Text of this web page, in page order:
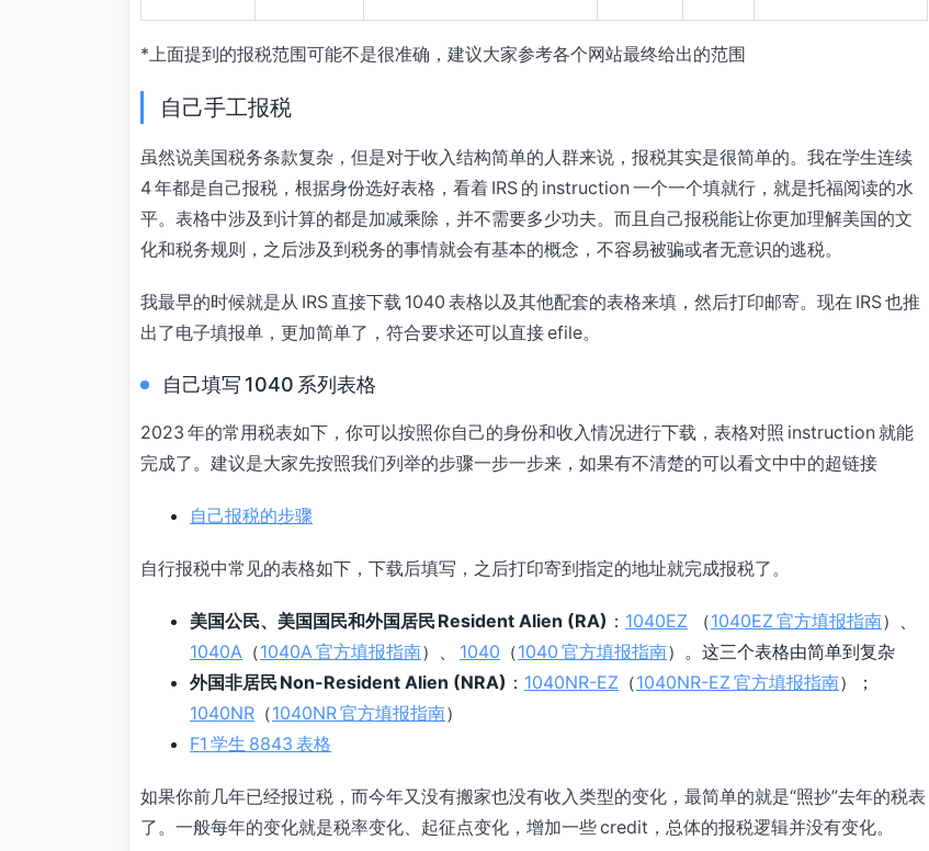
*上面提到的报税范围可能不是很准确，建议大家参考各个网站最终给出的范围
自己手工报税
虽然说美国税务条款复杂，但是对于收入结构简单的人群来说，报税其实是很简单的。我在学生连续
4 年都是自己报税，根据身份选好表格，看着 IRS 的 instruction 一个一个填就行，就是托福阅读的水
平。表格中涉及到计算的都是加减乘除，并不需要多少功夫。而且自己报税能让你更加理解美国的文
化和税务规则，之后涉及到税务的事情就会有基本的概念，不容易被骗或者无意识的逃税。
我最早的时候就是从 IRS 直接下载 1040 表格以及其他配套的表格来填，然后打印邮寄。现在 IRS 也推
出了电子填报单，更加简单了，符合要求还可以直接 efile。
自己填写 1040 系列表格
2023 年的常用税表如下，你可以按照你自己的身份和收入情况进行下载，表格对照 instruction 就能
完成了。建议是大家先按照我们列举的步骤一步一步来，如果有不清楚的可以看文中中的超链接
自己报税的步骤
自行报税中常见的表格如下，下载后填写，之后打印寄到指定的地址就完成报税了。
美国公民、美国国民和外国居民 Resident Alien (RA) ： 1040EZ （1040EZ 官方填报指南）、
1040A （1040A 官方填报指南）、 1040 （1040 官方填报指南）。这三个表格由简单到复杂
外国非居民 Non-Resident Alien (NRA) ： 1040NR-EZ （1040NR-EZ 官方填报指南）；
1040NR （1040NR 官方填报指南）
F1 学生 8843 表格
如果你前几年已经报过税，而今年又没有搬家也没有收入类型的变化，最简单的就是“照抄”去年的税表
了。一般每年的变化就是税率变化、起征点变化，增加一些 credit，总体的报税逻辑并没有变化。